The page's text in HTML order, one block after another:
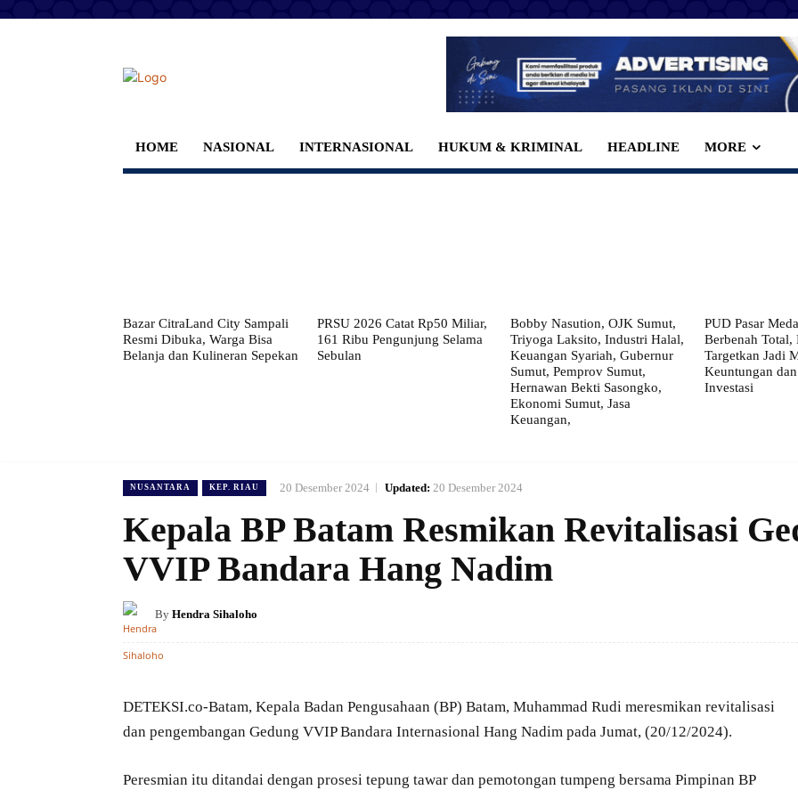
HOME NASIONAL INTERNASIONAL HUKUM & KRIMINAL HEADLINE MORE
Bazar CitraLand City Sampali
Resmi Dibuka, Warga Bisa
Belanja dan Kulineran Sepekan
PRSU 2026 Catat Rp50 Miliar,
161 Ribu Pengunjung Selama
Sebulan
Bobby Nasution, OJK Sumut,
Triyoga Laksito, Industri Halal,
Keuangan Syariah, Gubernur
Sumut, Pemprov Sumut,
Hernawan Bekti Sasongko,
Ekonomi Sumut, Jasa
Keuangan,
PUD Pasar
Berbenah Total,
Targetkan Jadi
Keuntungan dan
Investasi
NUSANTARA KEP. RIAU 20 Desember 2024 Updated: 20 Desember 2024
Kepala BP Batam Resmikan Revitalisasi
VVIP Bandara Hang Nadim
By Hendra Sihaloho
DETEKSI.co-Batam, Kepala Badan Pengusahaan (BP) Batam, Muhammad Rudi meresmikan revitalisasi
dan pengembangan Gedung VVIP Bandara Internasional Hang Nadim pada Jumat, (20/12/2024).
Peresmian itu ditandai dengan prosesi tepung tawar dan pemotongan tumpeng bersama Pimpinan BP